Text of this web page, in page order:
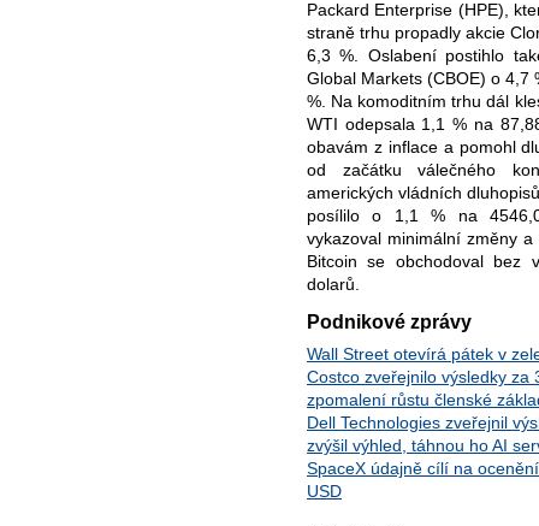
Packard Enterprise (HPE),
straně trhu propadly akcie
6,3 %. Oslabení postihlo
Global Markets (CBOE) o 4,7
%. Na komoditním trhu dál
WTI odepsala 1,1 % na
obavám z inflace a pomohl
od začátku válečného
amerických vládních
posílilo o 1,1 % na
vykazoval minimální změny
Bitcoin se obchodoval bez
dolarů.
Podnikové zprávy
Wall Street otevírá pátek v
Costco zveřejnilo výsledky za
zpomalení růstu členské
Dell Technologies zveřejnil
zvýšil výhled, táhnou ho AI
SpaceX údajně cílí na
USD